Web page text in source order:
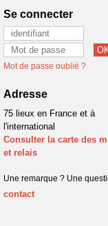
Se connecter
Mot de passe oublié ?
Adresse
75 lieux en France et à
l'international
Consulter la carte des
et relais
Une remarque ? Une
contact